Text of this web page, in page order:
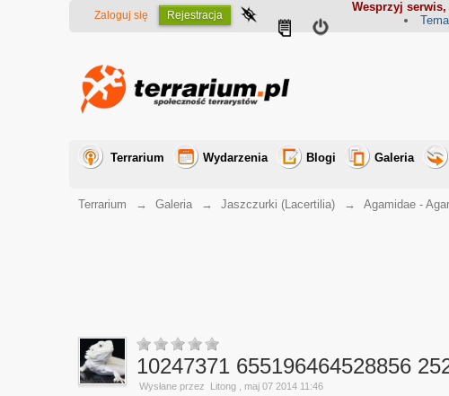
Wesprzyj serwis,
Zaloguj się Rejestracja
Terrarium Wydarzenia Blogi Galeria
Terrarium
→ Galeria → Jaszczurki (Lacertilia) → Agamidae -
10247371 655196464528856
Wysłane przez Litong , maj 07 2014 11:46